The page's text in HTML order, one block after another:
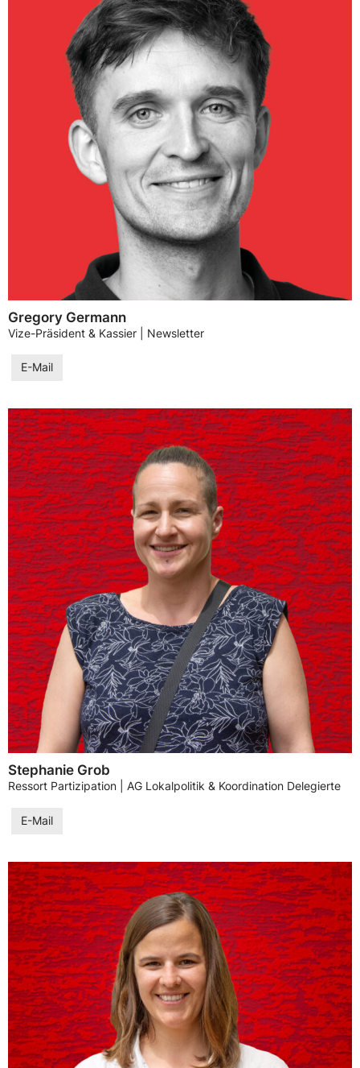
Gregory Germann
Vize-Präsident & Kassier | Newsletter
E-Mail
Stephanie Grob
Ressort Partizipation | AG Lokalpolitik & Koordination Delegierte
E-Mail